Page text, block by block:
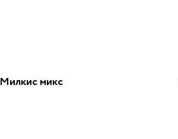
Милкис микс